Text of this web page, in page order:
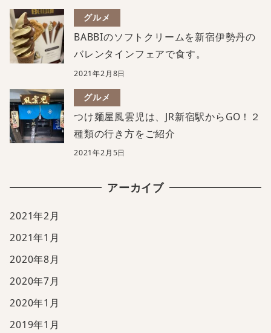
グルメ
BABBIのソフトクリームを新宿伊勢丹の
バレンタインフェアで食す。
2021年2月8日
グルメ
つけ麺屋風雲児は、JR新宿駅からGO！２
種類の行き方をご紹介
2021年2月5日
アーカイブ
2021年2月
2021年1月
2020年8月
2020年7月
2020年1月
2019年1月